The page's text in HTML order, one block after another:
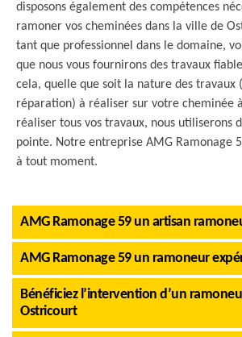
disposons également des compétences
ramoner vos cheminées dans la ville de
tant que professionnel dans le domaine,
que nous vous fournirons des travaux
cela, quelle que soit la nature des travaux
réparation) à réaliser sur votre cheminée
réaliser tous vos travaux, nous utiliserons
pointe. Notre entreprise AMG Ramonage
à tout moment.
AMG Ramonage 59 un artisan
AMG Ramonage 59 un ramoneur
Bénéficiez l’intervention d’un
Ostricourt